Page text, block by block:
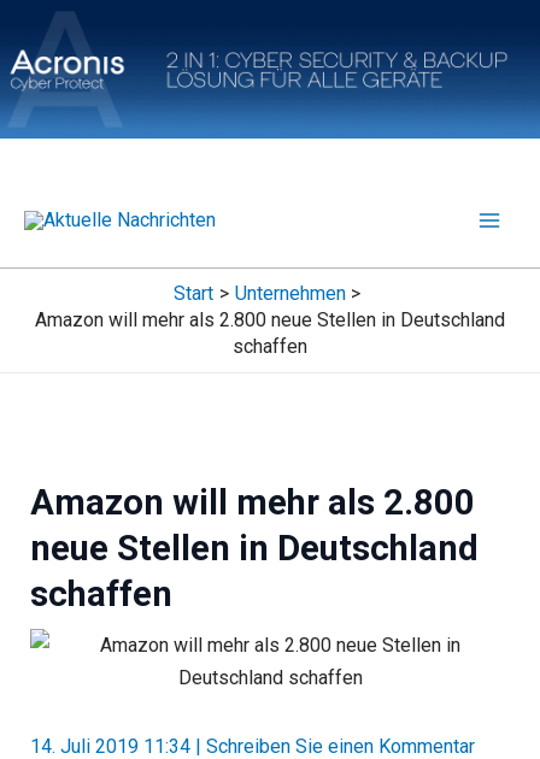
Inhalt
springen
Start
Unternehmen
Amazon will mehr als 2.800 neue Stellen in Deutschland
schaffen
Amazon will mehr als 2.800
neue Stellen in Deutschland
schaffen
14. Juli 2019 11:34 Schreiben Sie einen Kommentar